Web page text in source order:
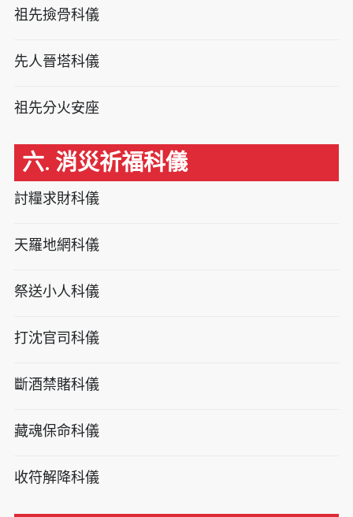
祖先撿骨科儀
先人晉塔科儀
祖先分火安座
六. 消災祈福科儀
討糧求財科儀
天羅地網科儀
祭送小人科儀
打沈官司科儀
斷酒禁賭科儀
藏魂保命科儀
收符解降科儀